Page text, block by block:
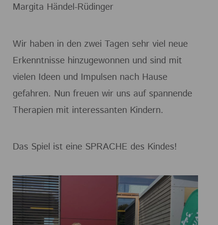
Margita Händel-Rüdinger
Wir haben in den zwei Tagen sehr viel neue
Erkenntnisse hinzugewonnen und sind mit
vielen Ideen und Impulsen nach Hause
gefahren. Nun freuen wir uns auf spannende
Therapien mit interessanten Kindern.
Das Spiel ist eine SPRACHE des Kindes!